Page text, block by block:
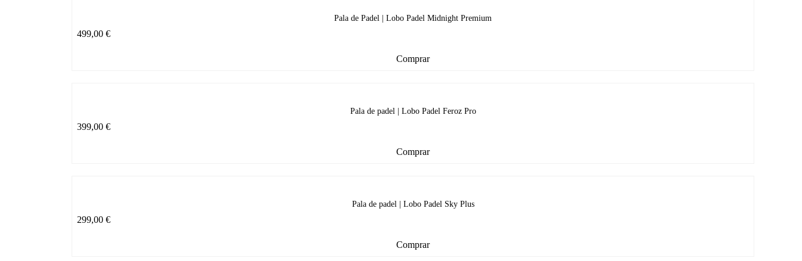
Pala de Padel | Lobo Padel Midnight Premium
499,00 €
Comprar
Pala de padel | Lobo Padel Feroz Pro
399,00 €
Comprar
Pala de padel | Lobo Padel Sky Plus
299,00 €
Comprar